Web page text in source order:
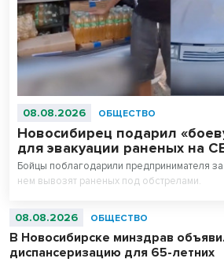
08.08.2026 ОБЩЕСТВО
Новосибирец подарил
для эвакуации раненых на
Бойцы поблагодарили предпринимателя
нем вывозят раненых под обстрелами.
08.08.2026 ОБЩЕСТВО
В Новосибирске минздрав
диспансеризацию для 65-летних